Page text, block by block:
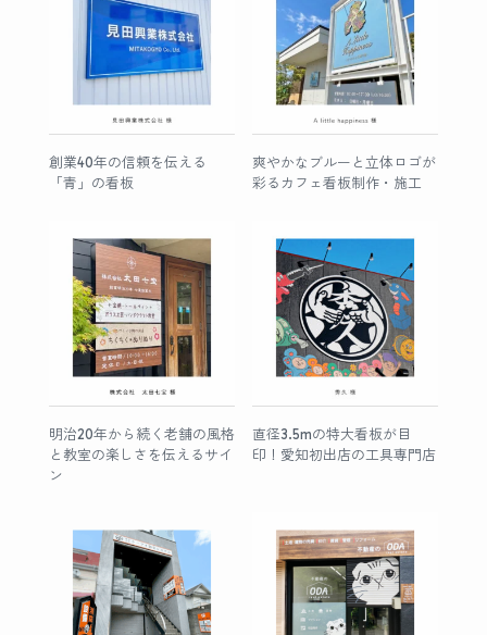
創業40年の信頼を伝える
「青」の看板
爽やかなブルーと立体ロゴが
彩るカフェ看板制作・施工
明治20年から続く老舗の風格
と教室の楽しさを伝えるサイ
ン
直径3.5mの特大看板が目
印！愛知初出店の工具専門店